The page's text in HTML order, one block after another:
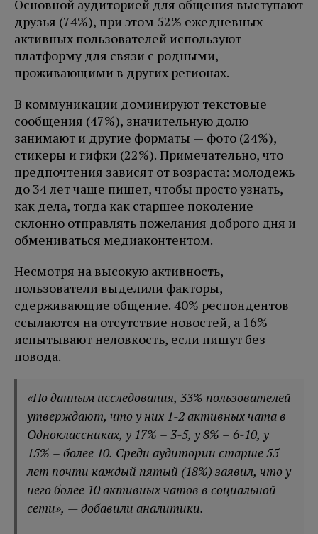
Основной аудиторией для общения выступают
друзья (74%), при этом 52% ежедневных
активных пользователей используют
платформу для связи с родными,
проживающими в других регионах.
В коммуникации доминируют текстовые
сообщения (47%), значительную долю
занимают и другие форматы — фото (24%),
стикеры и гифки (22%). Примечательно, что
предпочтения зависят от возраста: молодежь
до 34 лет чаще пишет, чтобы просто узнать,
как дела, тогда как старшее поколение
склонно отправлять пожелания доброго дня и
обмениваться медиаконтентом.
Несмотря на высокую активность,
пользователи выделили факторы,
сдерживающие общение. 40% респондентов
ссылаются на отсутствие новостей, а 16%
испытывают неловкость, если пишут без
повода.
«По данным исследования, 33% пользователей
утверждают, что у них 1-2 активных чата в
Одноклассниках, у 17% – 3-5, у 8% – 6-10, у
15% – более 10. Среди аудитории старше 55
лет почти каждый пятый (18%) заявил, что у
него более 10 активных чатов в социальной
сети», — добавили аналитики.